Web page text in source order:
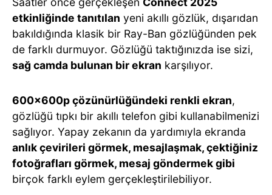
etkinliğinde tanıtılan yeni akıllı gözlük, dışarıdan
bakıldığında klasik bir Ray-Ban gözlüğünden pek
de farklı durmuyor. Gözlüğü taktığınızda ise sizi,
sağ camda bulunan bir ekran karşılıyor.
600x600p çözünürlüğündeki renkli ekran,
gözlüğü tıpkı bir akıllı telefon gibi kullanabilmenizi
sağlıyor. Yapay zekanın da yardımıyla ekranda
anlık çevirileri görmek, mesajlaşmak, çektiğiniz
fotoğrafları görmek, mesaj göndermek gibi
birçok farklı eylem gerçekleştirilebiliyor.